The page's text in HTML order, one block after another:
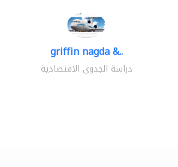
griffin nagda &..
دراسة الجدوى الاقتصادية